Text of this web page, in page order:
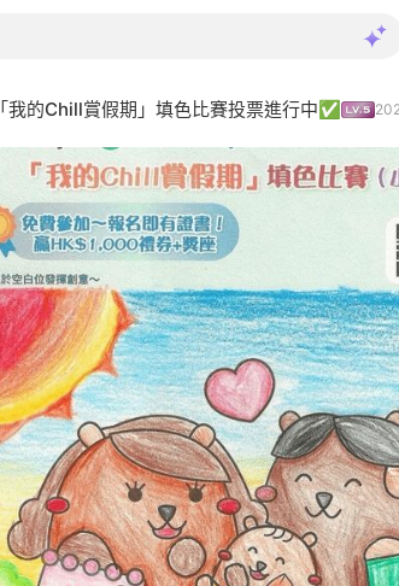
「我的Chill賞假期」填色比賽投票進行中✅